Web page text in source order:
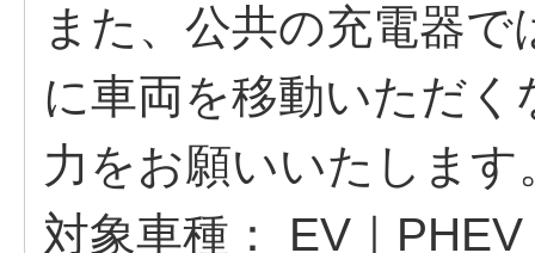
また、公共の充電器
に車両を移動いただ
力をお願いいたします
対象車種：
EV｜PHEV